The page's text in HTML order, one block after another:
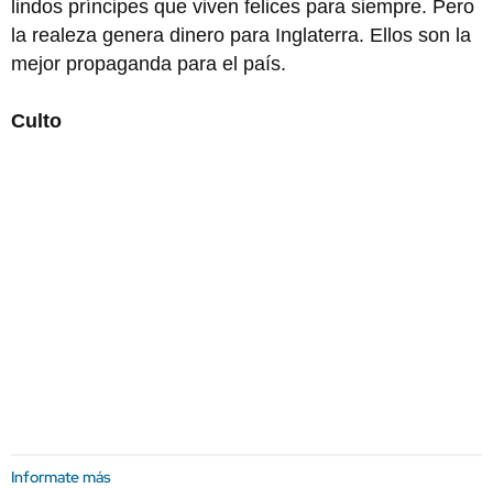
lindos príncipes que viven felices para siempre. Pero
la realeza genera dinero para Inglaterra. Ellos son la
mejor propaganda para el país.
Culto
Informate más